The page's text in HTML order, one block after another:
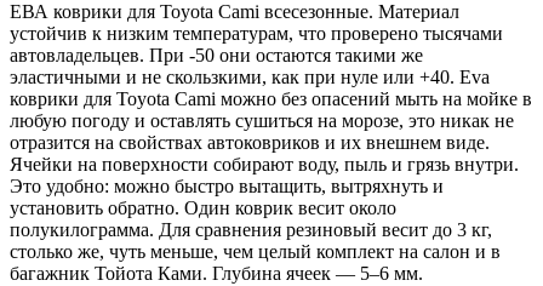
ЕВА коврики для Toyota Cami всесезонные. Материал
устойчив к низким температурам, что проверено тысячами
автовладельцев. При -50 они остаются такими же
эластичными и не скользкими, как при нуле или +40. Eva
коврики для Toyota Cami можно без опасений мыть на мойке в
любую погоду и оставлять сушиться на морозе, это никак не
отразится на свойствах автоковриков и их внешнем виде.
Ячейки на поверхности собирают воду, пыль и грязь внутри.
Это удобно: можно быстро вытащить, вытряхнуть и
установить обратно. Один коврик весит около
полукилограмма. Для сравнения резиновый весит до 3 кг,
столько же, чуть меньше, чем целый комплект на салон и в
багажник Тойота Ками. Глубина ячеек — 5–6 мм.